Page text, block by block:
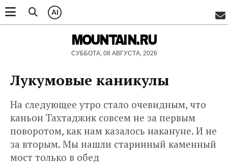
AI
MOUNTAIN.RU
СУББОТА, 08 АВГУСТА, 2026
Лукумовые каникулы
На следующее утро стало очевидным, что
каньон Тахтаджик совсем не за первым
поворотом, как нам казалось накануне. И не
за вторым. Мы нашли старинный каменный
мост только в обед